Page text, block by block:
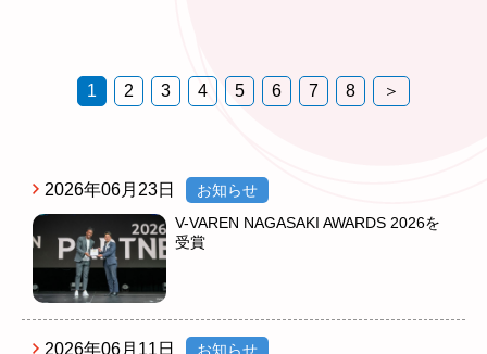
1 2 3 4 5 6 7 8 ＞
2026年06月23日
お知らせ
V-VAREN NAGASAKI AWARDS 2026を
受賞
2026年06月11日
お知らせ